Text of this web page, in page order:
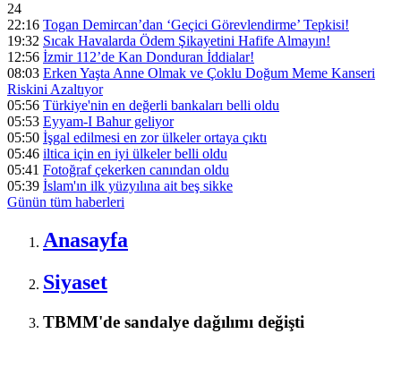
24
22:16 Togan Demircan’dan ‘Geçici Görevlendirme’ Tepkisi!
19:32 Sıcak Havalarda Ödem Şikayetini Hafife Almayın!
12:56 İzmir 112’de Kan Donduran İddialar!
08:03 Erken Yaşta Anne Olmak ve Çoklu Doğum Meme Kanseri
Riskini Azaltıyor
05:56 Türkiye'nin en değerli bankaları belli oldu
05:53 Eyyam-I Bahur geliyor
05:50 İşgal edilmesi en zor ülkeler ortaya çıktı
05:46 iltica için en iyi ülkeler belli oldu
05:41 Fotoğraf çekerken canından oldu
05:39 İslam'ın ilk yüzyılına ait beş sikke
Günün tüm haberleri
Anasayfa
Siyaset
TBMM'de sandalye dağılımı değişti